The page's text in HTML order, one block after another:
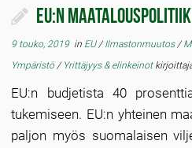
EU:n
9 touko, 2019in EU/Ilmastonmuutos/
Ympäristö/ Yrittäjyys & elinkeinot
EU:n budjetista 40
tukemiseen. EU:n yhteinen
paljon myös suomalaisen